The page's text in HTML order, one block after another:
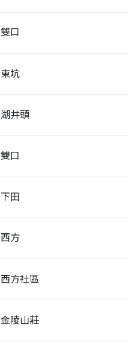
雙口
東坑
湖井頭
雙口
下田
西方
西方社區
金陵山莊